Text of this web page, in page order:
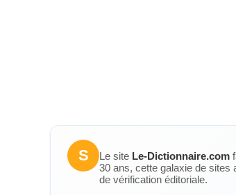
S Le site Le-Dictionnaire.com
30 ans, cette galaxie de sites
de vérification éditoriale.